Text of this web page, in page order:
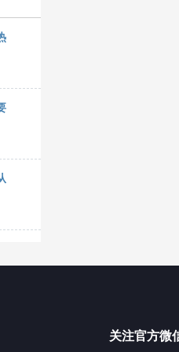
关注官方微